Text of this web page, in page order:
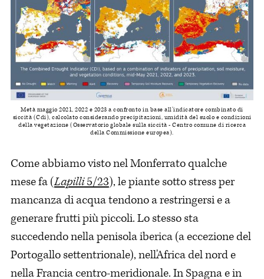
Metà maggio 2021, 2022 e 2023 a confronto in base all’indicatore combinato di
siccità (Cdi), calcolato considerando precipitazioni, umidità del suolo e condizioni
della vegetazione (Osservatorio globale sulla siccità - Centro comune di ricerca
della Commissione europea).
Come abbiamo visto nel Monferrato qualche
mese fa (Lapilli5/23), le piante sotto stress per
mancanza di acqua tendono a restringersi e a
generare frutti più piccoli. Lo stesso sta
succedendo nella penisola iberica (a eccezione del
Portogallo settentrionale), nell'Africa del nord e
nella Francia centro-meridionale. In Spagna e in